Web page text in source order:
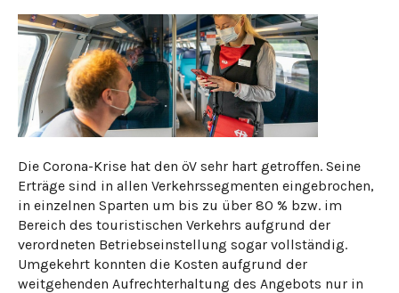
Die Corona-Krise hat den öV sehr hart getroffen. Seine
Erträge sind in allen Verkehrssegmenten eingebrochen,
in einzelnen Sparten um bis zu über 80 % bzw. im
Bereich des touristischen Verkehrs aufgrund der
verordneten Betriebseinstellung sogar vollständig.
Umgekehrt konnten die Kosten aufgrund der
weitgehenden Aufrechterhaltung des Angebots nur in